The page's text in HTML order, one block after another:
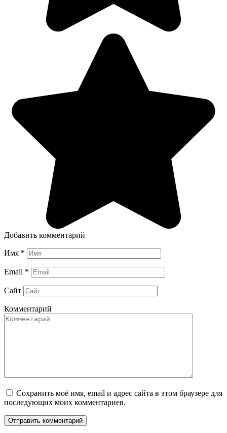
Добавить комментарий
Имя *
Email *
Сайт
Комментарий
Сохранить моё имя, email и адрес сайта в этом браузере для
последующих моих комментариев.